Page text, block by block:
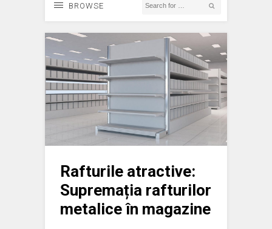
BROWSE
Rafturile atractive:
Supremația rafturilor
metalice în magazine